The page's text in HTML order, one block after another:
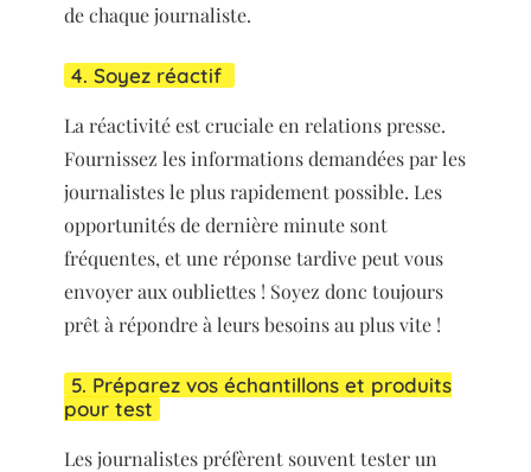
de chaque journaliste.
4. Soyez réactif
La réactivité est cruciale en relations presse.
Fournissez les informations demandées par les
journalistes le plus rapidement possible. Les
opportunités de dernière minute sont
fréquentes, et une réponse tardive peut vous
envoyer aux oubliettes ! Soyez donc toujours
prêt à répondre à leurs besoins au plus vite !
5. Préparez vos échantillons et produits
pour test
Les journalistes préfèrent souvent tester un